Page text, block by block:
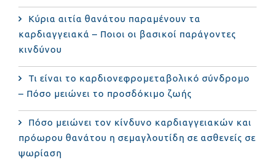
Κύρια αιτία θανάτου παραμένουν τα
καρδιαγγειακά – Ποιοι οι βασικοί παράγοντες
κινδύνου
Τι είναι το καρδιονεφρομεταβολικό σύνδρομο
– Πόσο μειώνει το προσδόκιμο ζωής
Πόσο μειώνει τον κίνδυνο καρδιαγγειακών και
πρόωρου θανάτου η σεμαγλουτίδη σε ασθενείς σε
ψωρίαση